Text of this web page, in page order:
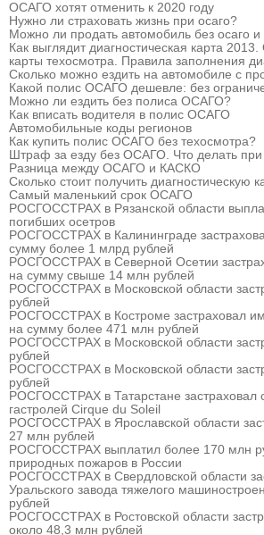
ОСАГО хотят отменить к 2020 году
Нужно ли страховать жизнь при осаго?
Можно ли продать автомобиль без осаго и
Как выглядит диагностическая карта
карты техосмотра. Правила заполнения
Сколько можно ездить на автомобиле с
Какой полис ОСАГО дешевле: без
Можно ли ездить без полиса ОСАГО?
Как вписать водителя в полис ОСАГО
Автомобильные коды регионов
Как купить полис ОСАГО без техосмотра?
Штраф за езду без ОСАГО. Что делать
Разница между ОСАГО и КАСКО
Сколько стоит получить диагностическую
Самый маленький срок ОСАГО
РОСГОССТРАХ в Рязанской области
погибших осетров
РОСГОССТРАХ в Калининграде
сумму более 1 млрд рублей
РОСГОССТРАХ в Северной Осетии
на сумму свыше 14 млн рублей
РОСГОССТРАХ в Московской области
рублей
РОСГОССТРАХ в Костроме застраховал
на сумму более 471 млн рублей
РОСГОССТРАХ в Московской области
рублей
РОСГОССТРАХ в Московской области
рублей
РОСГОССТРАХ в Татарстане застраховал
гастролей Cirque du Soleil
РОСГОССТРАХ в Ярославской области
27 млн рублей
РОСГОССТРАХ выплатил более 170 млн
природных пожаров в России
РОСГОССТРАХ в Свердловской области
Уральского завода тяжелого
рублей
РОСГОССТРАХ в Ростовской области
около 48,3 млн рублей